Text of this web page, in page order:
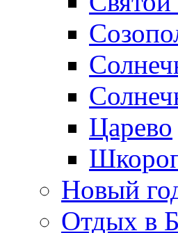
Царево
Новый
Отдых в